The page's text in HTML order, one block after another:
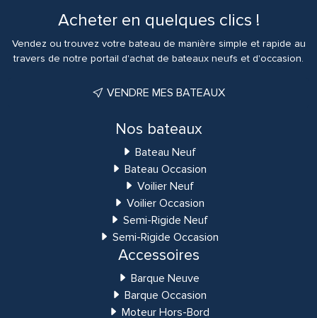
Acheter en quelques clics !
Vendez ou trouvez votre bateau de manière simple et rapide au
travers de notre portail d'achat de bateaux neufs et d'occasion.
VENDRE MES BATEAUX
Nos bateaux
Bateau Neuf
Bateau Occasion
Voilier Neuf
Voilier Occasion
Semi-Rigide Neuf
Semi-Rigide Occasion
Accessoires
Barque Neuve
Barque Occasion
Moteur Hors-Bord